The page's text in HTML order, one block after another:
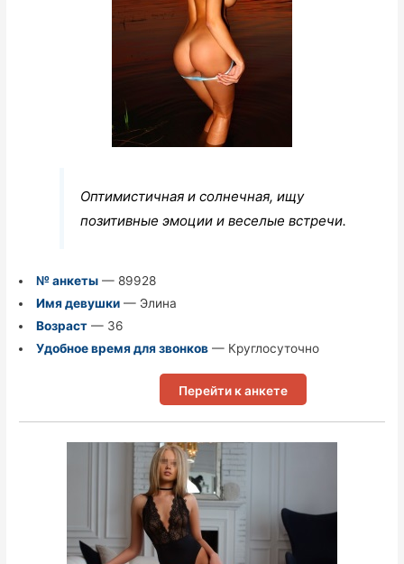
Оптимистичная и солнечная, ищу
позитивные эмоции и веселые встречи.
№ анкеты— 89928
Имя девушки— Элина
Возраст— 36
Удобное время для звонков— Круглосуточно
Перейти к анкете